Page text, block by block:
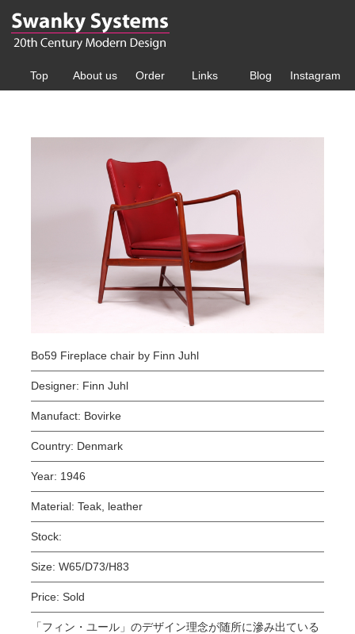
Top About us Order Links Blog Instagram
Bo59 Fireplace chair by Finn Juhl
Designer: Finn Juhl
Manufact: Bovirke
Country: Denmark
Year: 1946
Material: Teak, leather
Stock:
Size: W65/D73/H83
Price: Sold
「フィン・ユール」のデザイン理念が随所に滲み出ている